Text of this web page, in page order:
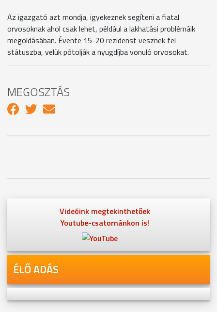
Az igazgató azt mondja, igyekeznek segíteni a fiatal
orvosoknak ahol csak lehet, például a lakhatási problémáik
megoldásában. Évente 15-20 rezidenst vesznek fel
státuszba, velük pótolják a nyugdíjba vonuló orvosokat.
MEGOSZTÁS
Videóink megtekinthetőek
Youtube-csatornánkon is!
ÉLŐ ADÁS